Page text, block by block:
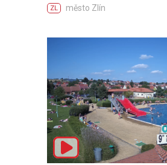
ZL město Zlín